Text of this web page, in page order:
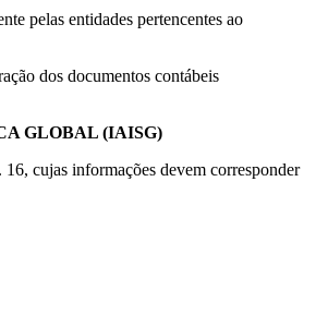
pelas entidades pertencentes ao
dos documentos contábeis
GLOBAL (IAISG)
cujas informações devem corresponder